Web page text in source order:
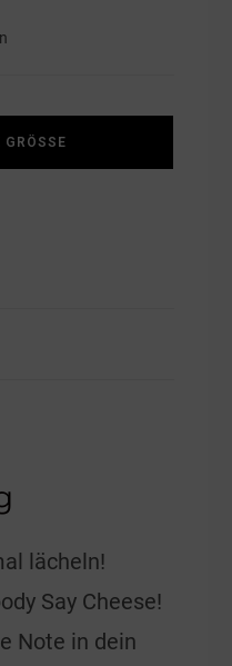
lächeln!
Say Cheese!
Note in dein